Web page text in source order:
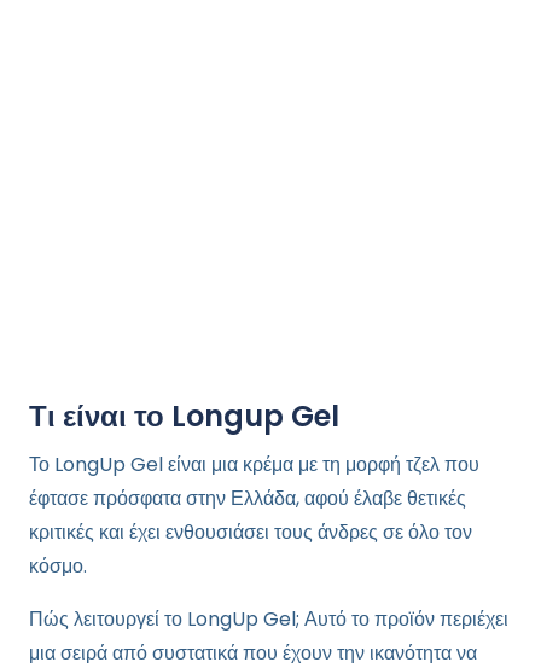
Τι είναι το Longup Gel
Το LongUp Gel είναι μια κρέμα με τη μορφή τζελ που
έφτασε πρόσφατα στην Ελλάδα, αφού έλαβε θετικές
κριτικές και έχει ενθουσιάσει τους άνδρες σε όλο τον
κόσμο.
Πώς λειτουργεί το LongUp Gel; Αυτό το προϊόν περιέχει
μια σειρά από συστατικά που έχουν την ικανότητα να